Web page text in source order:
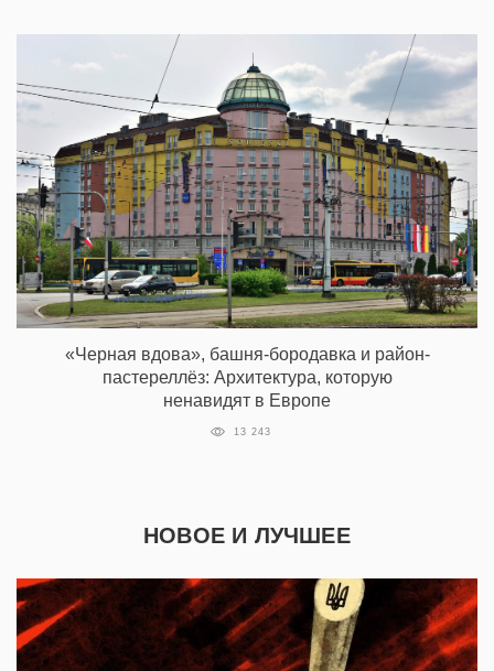
«Черная вдова», башня-бородавка и район-
пастереллёз: Архитектура, которую
ненавидят в Европе
13 243
НОВОЕ И ЛУЧШЕЕ